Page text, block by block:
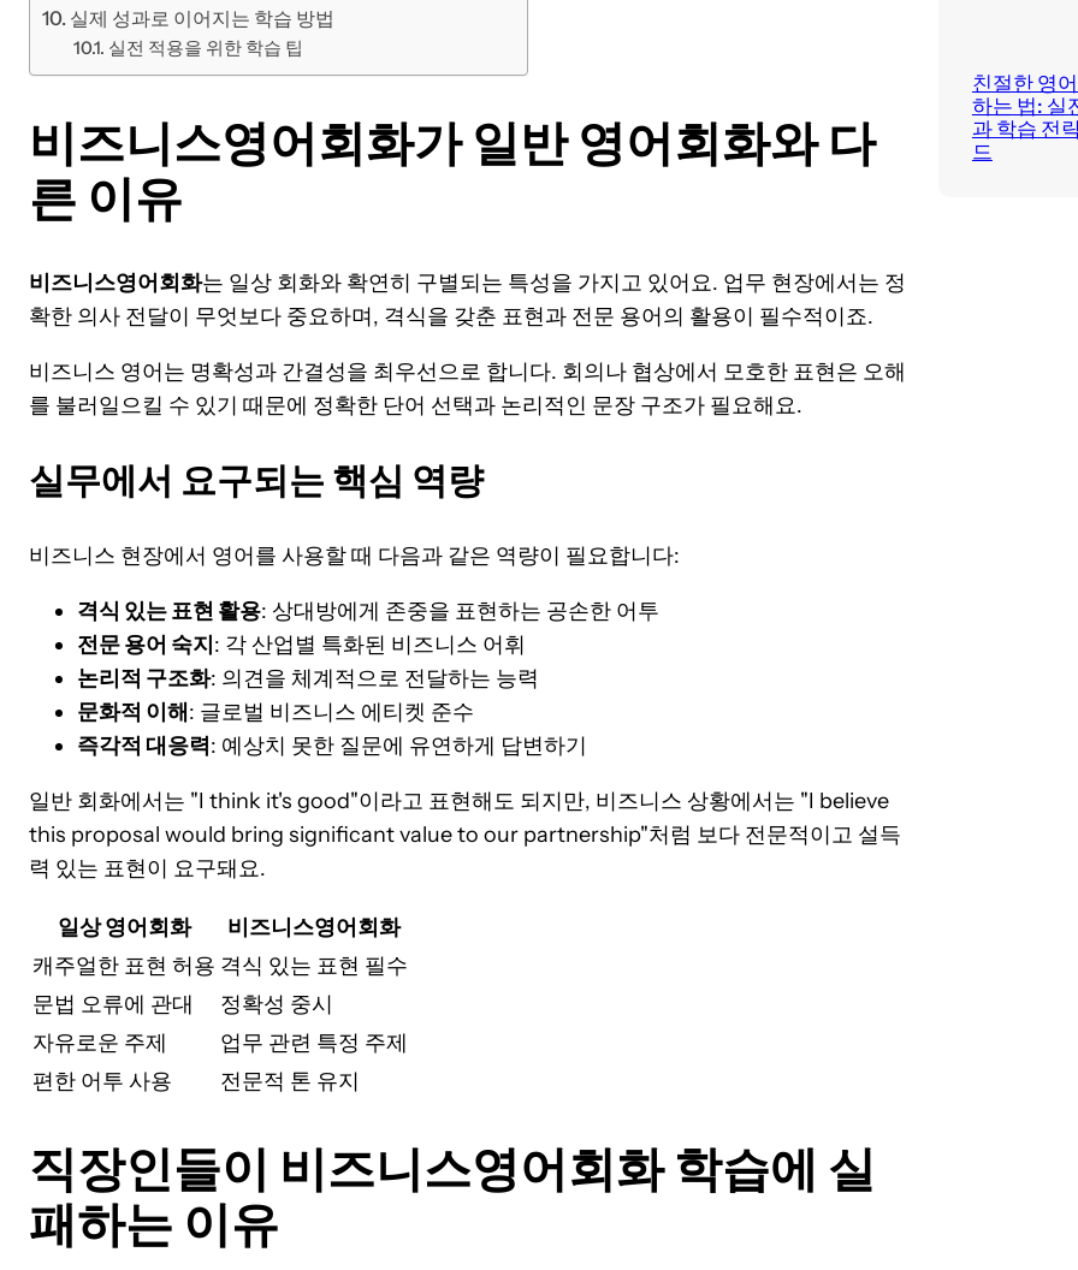
실제 성과로 이어지는 학습 방법
실전 적용을 위한 학습 팁
비즈니스영어회화가 일반 영어회화와 다
른 이유
비즈니스영어회화는 일상 회화와 확연히 구별되는 특성을 가지고 있어요. 업무 현장에서는 정
확한 의사 전달이 무엇보다 중요하며, 격식을 갖춘 표현과 전문 용어의 활용이 필수적이죠.
비즈니스 영어는 명확성과 간결성을 최우선으로 합니다. 회의나 협상에서 모호한 표현은 오해
를 불러일으킬 수 있기 때문에 정확한 단어 선택과 논리적인 문장 구조가 필요해요.
실무에서 요구되는 핵심 역량
비즈니스 현장에서 영어를 사용할 때 다음과 같은 역량이 필요합니다:
격식 있는 표현 활용: 상대방에게 존중을 표현하는 공손한 어투
전문 용어 숙지: 각 산업별 특화된 비즈니스 어휘
논리적 구조화: 의견을 체계적으로 전달하는 능력
문화적 이해: 글로벌 비즈니스 에티켓 준수
즉각적 대응력: 예상치 못한 질문에 유연하게 답변하기
일반 회화에서는 "I think it's good"이라고 표현해도 되지만, 비즈니스 상황에서는 "I believe
this proposal would bring significant value to our partnership"처럼 보다 전문적이고 설득
력 있는 표현이 요구돼요.
일상 영어회화
비즈니스영어회화
캐주얼한 표현 허용 격식 있는 표현 필수
문법 오류에 관대
정확성 중시
자유로운 주제
업무 관련 특정 주제
편한 어투 사용
전문적 톤 유지
직장인들이 비즈니스영어회화 학습에 실
패하는 이유
친절한 영
하는 법: 실
과 학습 전
드